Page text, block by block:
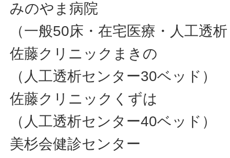
みのやま病院
（一般50床・在宅医療・人工透
佐藤クリニックまきの
（人工透析センター30ベッド）
佐藤クリニックくずは
（人工透析センター40ベッド）
美杉会健診センター